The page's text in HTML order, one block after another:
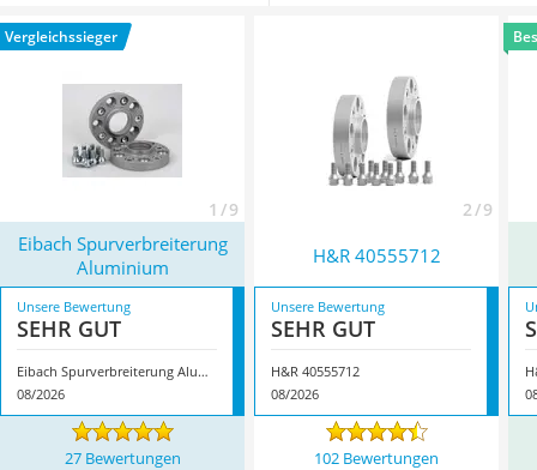
Diesel-Additiv
Wagenheber
Auto das besondere Extra zu verpassen. Überzeugt hat uns
hier im August 2026 besonders das Modell
Spurverbreiterung Aluminium
mit seinen Eigenschaften.
Vergleichssieger
1 / 9 2 / 9
Eibach Spurverbreiterung
Aluminium
H&R 40555712
Unsere Bewertung
SEHR GUT
Eibach Spurverbreiterung Aluminium
08/2026
Unsere Bewertung
SEHR GUT
H&R 40555712
08/2026
27 Bewertungen 102 Bewertungen